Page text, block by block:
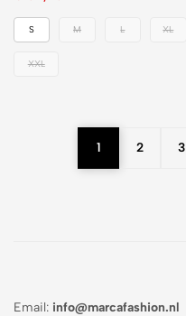
S M L XL
XXL
1 2 3
Email: info@marcafashion.nl